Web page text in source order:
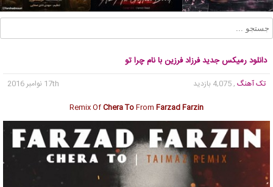
دانلود رمیکس جدید فرزاد فرزین با نام چرا تو
تک آهنگ , 4,075 بازدید
17th نوامبر 2016
Remix OfChera ToFrom Farzad Farzin